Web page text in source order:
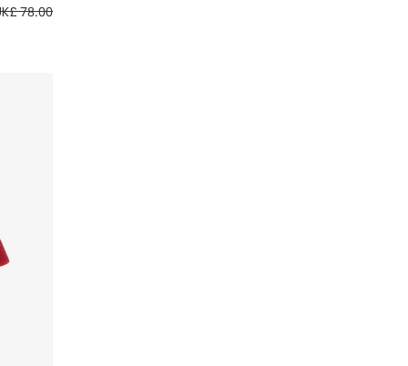
78.00